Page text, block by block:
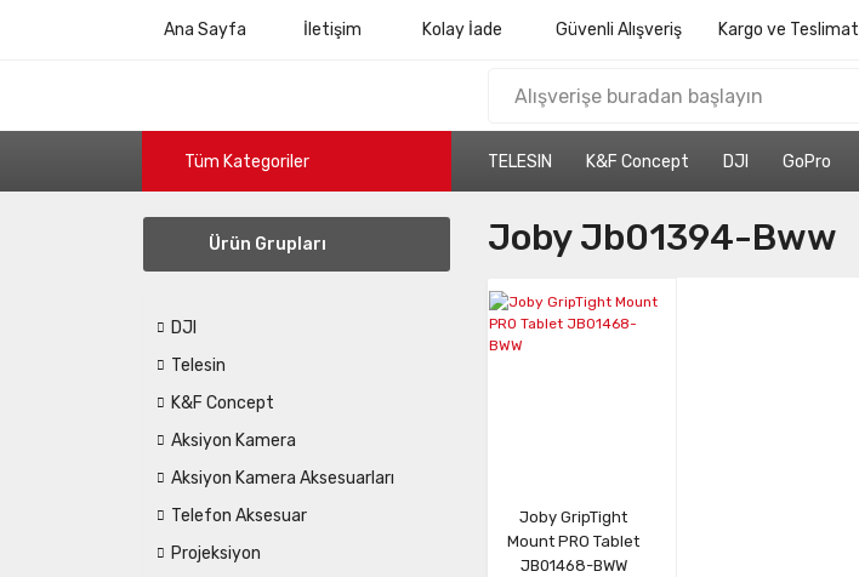
Ana Sayfa İletişim Kolay İade Güvenli Alışveriş Kargo ve Teslimat
Tüm Kategoriler TELESIN K&F Concept DJI GoPro
Ürün Grupları
DJI
Telesin
K&F Concept
Aksiyon Kamera
Aksiyon Kamera Aksesuarları
Telefon Aksesuar
Projeksiyon
Joby Jb01394-Bww
Joby GripTight
Mount PRO Tablet
JB01468-BWW